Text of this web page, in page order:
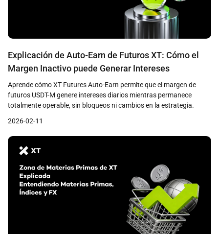
Explicación de Auto-Earn de Futuros XT: Cómo el
Margen Inactivo puede Generar Intereses
Aprende cómo XT Futures Auto-Earn permite que el margen de
futuros USDT-M genere intereses diarios mientras permanece
totalmente operable, sin bloqueos ni cambios en la estrategia.
2026-02-11